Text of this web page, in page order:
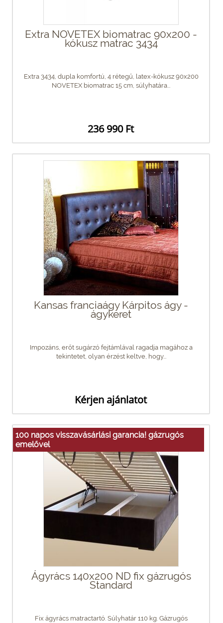
Extra NOVETEX biomatrac 90x200 -
kókusz matrac 3434
Extra 3434, dupla komfortú, 4 rétegű, latex-kókusz 90x200
NOVETEX biomatrac 15 cm, súlyhatára...
236 990 Ft
Kansas franciaágy Kárpitos ágy -
ágykeret
Impozáns, erőt sugárzó fejtámlával ragadja magához a
tekintetet, olyan érzést keltve, hogy...
Kérjen ajánlatot
100 napos visszavásárlási garancia! gázrugós
emelővel
Ágyrács 140x200 ND fix gázrugós
Standard
Fix ágyrács matractartó. Súlyhatár 110 kg. Gázrugós